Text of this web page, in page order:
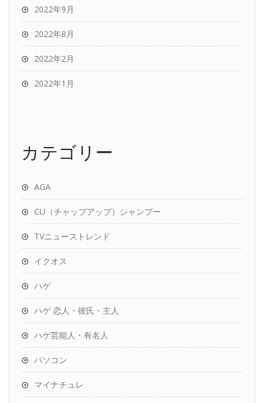
2022年9月
2022年8月
2022年2月
2022年1月
カテゴリー
AGA
CU（チャップアップ）シャンプー
TVニューストレンド
イクオス
ハゲ
ハゲ 恋人・彼氏・主人
ハゲ芸能人・有名人
パソコン
マイナチュレ